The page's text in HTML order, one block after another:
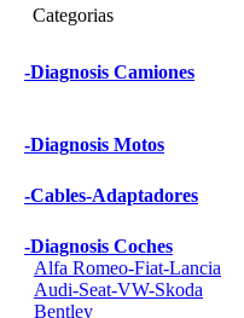
Categorias
-Diagnosis Camiones
-Diagnosis Motos
-Cables-Adaptadores
-Diagnosis Coches
Alfa Romeo-Fiat-Lancia
Audi-Seat-VW-Skoda
Bentley